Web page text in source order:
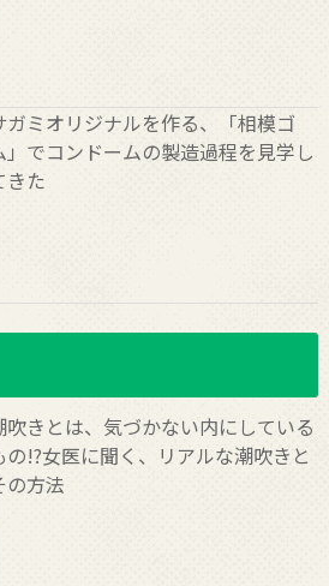
ガミオリジナルを作る、「相模ゴ
」でコンドームの製造過程を見学し
きた
吹きとは、気づかない内にしている
の!?女医に聞く、リアルな潮吹きと
の方法